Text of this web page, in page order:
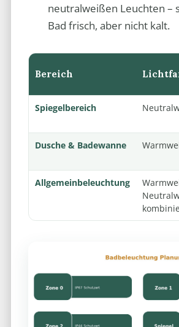
neutralweißen Leuchten –
Bad frisch, aber nicht kalt.
Bereich
Spiegelbereich
Dusche & Badewanne
Allgemeinbeleuchtung